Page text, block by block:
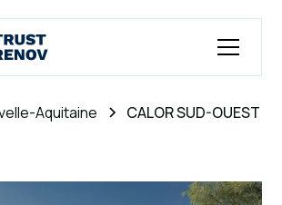
Aquitaine CALOR SUD-OUEST